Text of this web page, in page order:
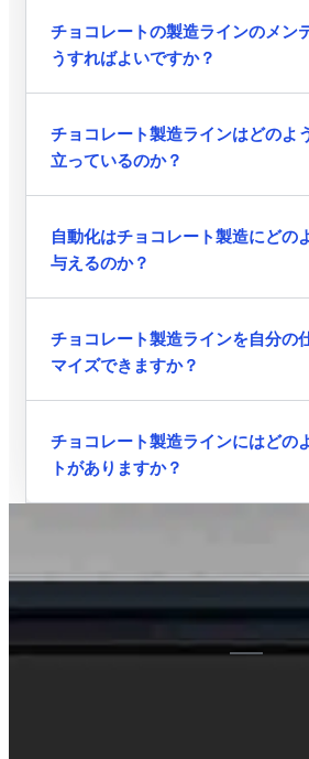
チョコレートの製造ラインのメン
うすればよいですか？
チョコレート製造ラインはどのよ
立っているのか？
自動化はチョコレート製造にどの
与えるのか？
チョコレート製造ラインを自分の
マイズできますか？
チョコレート製造ラインにはどの
トがありますか？